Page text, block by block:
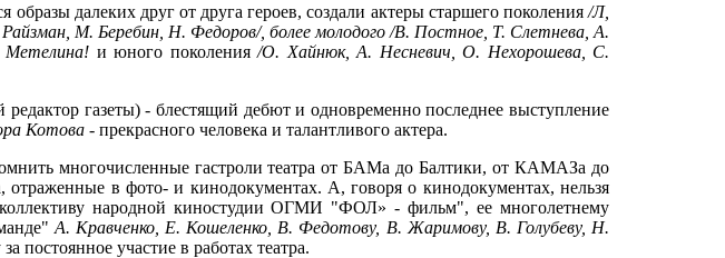
далеких друг от друга героев, создали актеры старшего поколения/Л,
Райзман, М. Беребин, Н. Федоров/, более молодого /В. Постное, Т. Слетнева, А.
и юного поколения/О. Хайнюк, А. Несневич,О. Нехорошева, С.
редактор газеты) - блестящий дебют и одновременно последнее выступление
Котова - прекрасного человека и талантливого актера.
многочисленные гастроли театра от БАМа до Балтики, от КАМАЗа до
отраженные в фото- и кинодокументах. А, говоря о кинодокументах, нельзя
коллективу народной киностудии ОГМИ "ФОЛ» - фильм", ее многолетнему
А. Кравченко, Е. Кошеленко, В. Федотову, В. Жаримову, В. Голубеву, Н.
постоянное участие в работах театра.